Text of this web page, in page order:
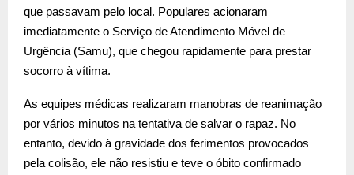
que passavam pelo local. Populares acionaram
imediatamente o Serviço de Atendimento Móvel de
Urgência (Samu), que chegou rapidamente para prestar
socorro à vítima.
As equipes médicas realizaram manobras de reanimação
por vários minutos na tentativa de salvar o rapaz. No
entanto, devido à gravidade dos ferimentos provocados
pela colisão, ele não resistiu e teve o óbito confirmado